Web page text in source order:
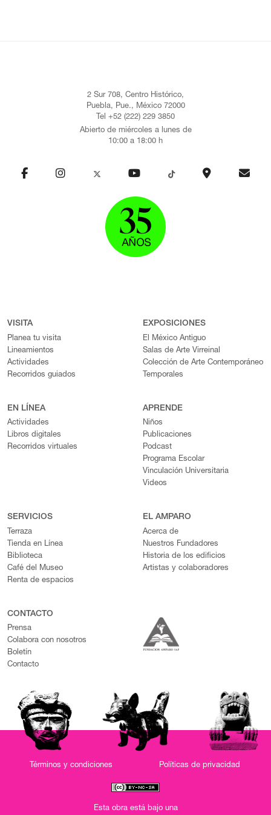
2 Sur 708, Centro Histórico,
Puebla, Pue., México 72000
Tel +52 (222) 229 3850
Abierto de miércoles a lunes de
10:00 a 18:00 h
VISITA
Planea tu visita
Lineamientos
Actividades
Recorridos guiados
EXPOSICIONES
El México Antiguo
Salas de Arte Virreinal
Colección de Arte Contemporáneo
Temporales
EN LÍNEA
Actividades
Libros digitales
Recorridos virtuales
APRENDE
Niños
Publicaciones
Podcast
Programa Escolar
Vinculación Universitaria
Videos
SERVICIOS
Terraza
Tienda en Línea
Biblioteca
Café del Museo
Renta de espacios
EL AMPARO
Acerca de
Nuestros Fundadores
Historia de los edificios
Artistas y colaboradores
CONTACTO
Prensa
Colabora con nosotros
Boletín
Contacto
Términos y condiciones Políticas de privacidad
Esta obra está bajo una